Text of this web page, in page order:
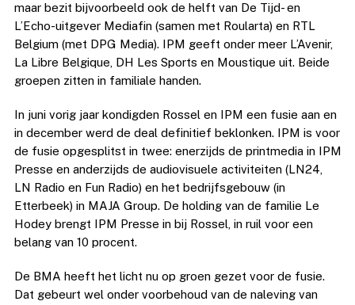
maar bezit bijvoorbeeld ook de helft van De Tijd- en
L’Echo-uitgever Mediafin (samen met Roularta) en RTL
Belgium (met DPG Media). IPM geeft onder meer L’Avenir,
La Libre Belgique, DH Les Sports en Moustique uit. Beide
groepen zitten in familiale handen.
In juni vorig jaar kondigden Rossel en IPM een fusie aan en
in december werd de deal definitief beklonken. IPM is voor
de fusie opgesplitst in twee: enerzijds de printmedia in IPM
Presse en anderzijds de audiovisuele activiteiten (LN24,
LN Radio en Fun Radio) en het bedrijfsgebouw (in
Etterbeek) in MAJA Group. De holding van de familie Le
Hodey brengt IPM Presse in bij Rossel, in ruil voor een
belang van 10 procent.
De BMA heeft het licht nu op groen gezet voor de fusie.
Dat gebeurt wel onder voorbehoud van de naleving van